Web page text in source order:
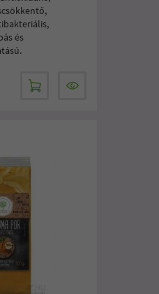
és